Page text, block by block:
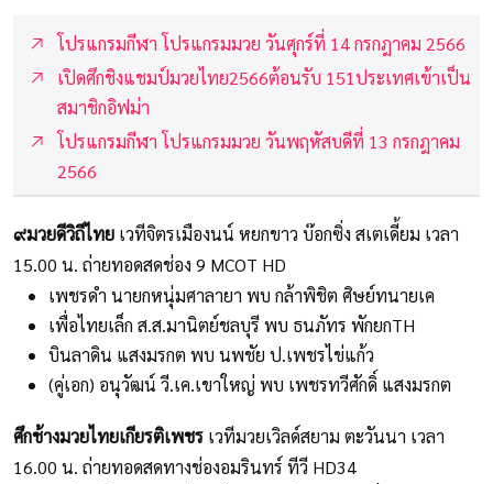
โปรแกรมกีฬา โปรแกรมมวย วันศุกร์ที่ 14 กรกฎาคม 2566
เปิดศึกชิงแชมป์มวยไทย2566ต้อนรับ 151ประเทศเข้าเป็น
สมาชิกอิฟม่า
โปรแกรมกีฬา โปรแกรมมวย วันพฤหัสบดีที่ 13 กรกฎาคม
2566
๙มวยดีวิถีไทย เวทีจิตรเมืองนน์ หยกขาว บ๊อกซิ่ง สเตเดี้ยม เวลา
15.00 น. ถ่ายทอดสดช่อง 9 MCOT HD
เพชรดำ นายกหนุ่มศาลายา พบ กล้าพิชิต ศิษย์ทนายเค
เพื่อไทยเล็ก ส.ส.มานิตย์ชลบุรี พบ ธนภัทร พักยกTH
บินลาดิน แสงมรกต พบ นพชัย ป.เพชรไข่แก้ว
(คู่เอก) อนุวัฒน์ วี.เค.เขาใหญ่ พบ เพชรทวีศักดิ์ แสงมรกต
ศึกช้างมวยไทยเกียรติเพชร เวทีมวยเวิลด์สยาม ตะวันนา เวลา
16.00 น. ถ่ายทอดสดทางช่องอมรินทร์ ทีวี HD34